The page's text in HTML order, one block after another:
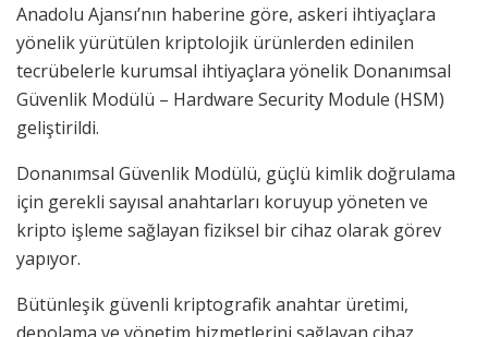
Anadolu Ajansı’nın haberine göre, askeri ihtiyaçlara
yönelik yürütülen kriptolojik ürünlerden edinilen
tecrübelerle kurumsal ihtiyaçlara yönelik Donanımsal
Güvenlik Modülü – Hardware Security Module (HSM)
geliştirildi.
Donanımsal Güvenlik Modülü, güçlü kimlik doğrulama
için gerekli sayısal anahtarları koruyup yöneten ve
kripto işleme sağlayan fiziksel bir cihaz olarak görev
yapıyor.
Bütünleşik güvenli kriptografik anahtar üretimi,